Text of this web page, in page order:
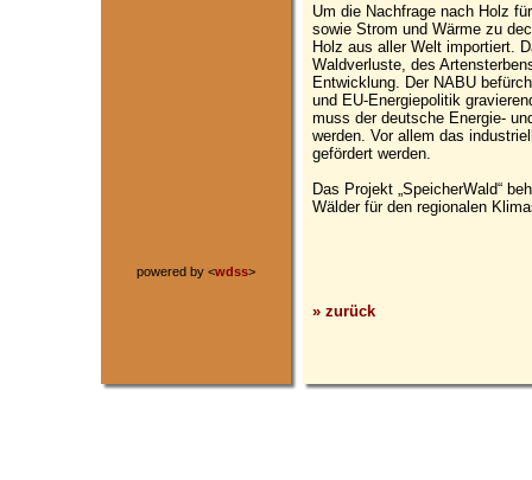
powered by <wdss>
Um die Nachfrage nach Holz
sowie Strom und Wärme zu
Holz aus aller Welt importiert.
Waldverluste, des
Entwicklung. Der NABU
und EU-Energiepolitik
muss der deutsche Energie-
werden. Vor allem das
gefördert werden.
Das Projekt „SpeicherWald“
Wälder für den regionalen
» zurück